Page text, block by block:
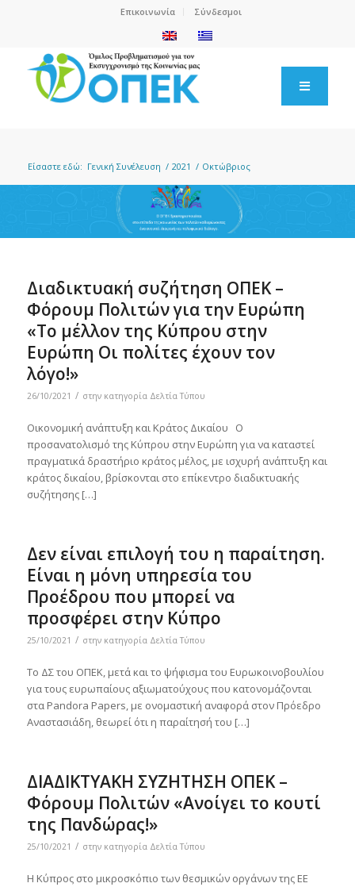
Επικοινωνία Σύνδεσμοι
Είσαστε εδώ: Γενική Συνέλευση / 2021 / Οκτώβριος
Διαδικτυακή συζήτηση ΟΠΕΚ –
Φόρουμ Πολιτών για την Ευρώπη
«Το μέλλον της Κύπρου στην
Ευρώπη Οι πολίτες έχουν τον
λόγο!»
26/10/2021 / στην κατηγορία Δελτία Τύπου
Οικονομική ανάπτυξη και Κράτος Δικαίου Ο
προσανατολισμό της Κύπρου στην Ευρώπη για να καταστεί
πραγματικά δραστήριο κράτος μέλος, με ισχυρή ανάπτυξη και
κράτος δικαίου, βρίσκονται στο επίκεντρο διαδικτυακής
συζήτησης […]
Δεν είναι επιλογή του η παραίτηση.
Είναι η μόνη υπηρεσία του
Προέδρου που μπορεί να
προσφέρει στην Κύπρο
25/10/2021 / στην κατηγορία Δελτία Τύπου
Το ΔΣ του ΟΠΕΚ, μετά και το ψήφισμα του Ευρωκοινοβουλίου
για τους ευρωπαίους αξιωματούχους που κατονομάζονται
στα Pandora Papers, με ονομαστική αναφορά στον Πρόεδρο
Αναστασιάδη, θεωρεί ότι η παραίτησή του […]
ΔΙΑΔΙΚΤΥΑΚΗ ΣΥΖΗΤΗΣΗ ΟΠΕΚ –
Φόρουμ Πολιτών «Ανοίγει το κουτί
της Πανδώρας!»
25/10/2021 / στην κατηγορία Δελτία Τύπου
Η Κύπρος στο μικροσκόπιο των θεσμικών οργάνων της ΕΕ